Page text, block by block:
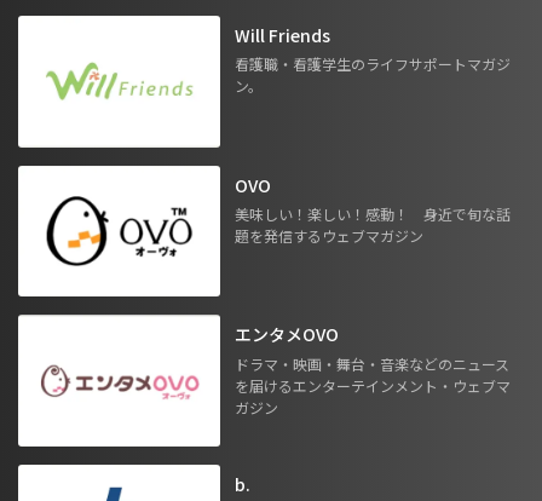
Will Friends
看護職・看護学生のライフサポートマガジ
ン。
OVO
美味しい！楽しい！感動！ 身近で旬な話
題を発信するウェブマガジン
エンタメOVO
ドラマ・映画・舞台・音楽などのニュース
を届けるエンターテインメント・ウェブマ
ガジン
b.